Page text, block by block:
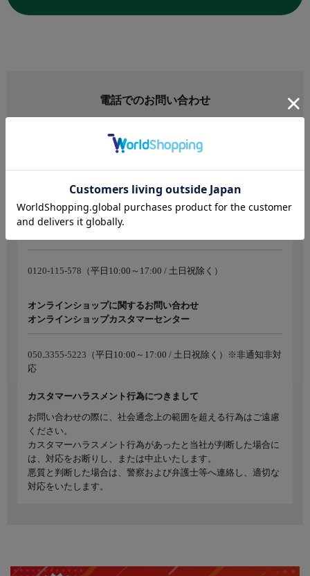
電話でのお問い合わせ
※最初に ブランド名/注文番号/お名前 をお伺いいたしま
混雑致しますので、応答までにお時間を頂く場合が御座い
店舗に関するお問い合わせ
0120-115-578 （平日10:00～17:00 / 土日祝除く）
オンラインショップに関するお問い合わせ
オンラインショップカスタマーセンター
050₋3355-5223 （平日10:00～17:00 / 土日祝除く）※非通知非対
応
カスタマーハラスメント行為につきまして
お問い合わせの際に、社会通念上の範囲を超える行為はご遠慮
ください。
カスタマーハラスメント行為があったと当社が判断した場合に
は、対応をお断りし、または中止いたします。
悪質と判断した場合は、警察および弁護士等へ連絡し、適切な
対応をいたします。